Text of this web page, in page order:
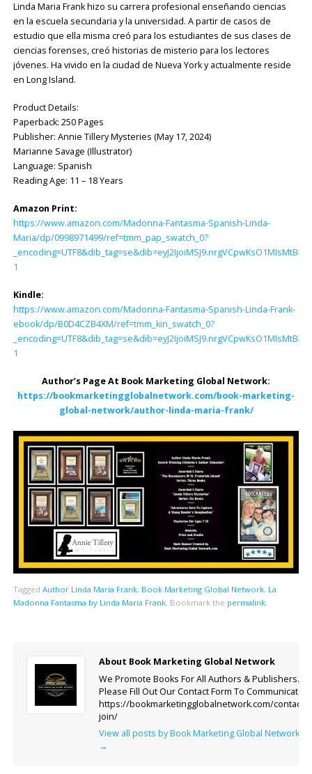
Linda Maria Frank hizo su carrera profesional enseñando ciencias
en la escuela secundaria y la universidad. A partir de casos de
estudio que ella misma creó para los estudiantes de sus clases de
ciencias forenses, creó historias de misterio para los lectores
jóvenes. Ha vivido en la ciudad de Nueva York y actualmente reside
en Long Island.
Product Details:
Paperback: ‎250 Pages
Publisher: ‎Annie Tillery Mysteries (May 17, 2024)
Marianne Savage (Illustrator)
Language: ‎Spanish
Reading Age: ‎11 – 18 Years
Amazon Print:
https://www.amazon.com/Madonna-Fantasma-Spanish-Linda-
Maria/dp/0998971499/ref=tmm_pap_swatch_0?
1
Kindle:
https://www.amazon.com/Madonna-Fantasma-Spanish-Linda-Frank-
ebook/dp/B0D4CZB4XM/ref=tmm_kin_swatch_0?
1
Author’s Page At Book Marketing Global Network:
https://bookmarketingglobalnetwork.com/book-marketing-
global-network/author-linda-maria-frank/
Tagged Author Linda Maria Frank, Book Marketing Global Network, La
Madonna Fantasma by Linda Maria Frank. Bookmark the permalink.
About Book Marketing Global Network
We Promote Books For All Authors & Publishers.
Please Fill Out Our Contact Form To Communicate.
https://bookmarketingglobalnetwork.com/contact-
join/
View all posts by Book Marketing Global Network
→